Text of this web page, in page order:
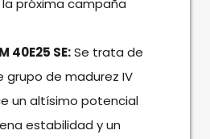
próxima campaña
40E25 SE:Se trata de
grupo de madurez IV
un altísimo potencial
estabilidad y un